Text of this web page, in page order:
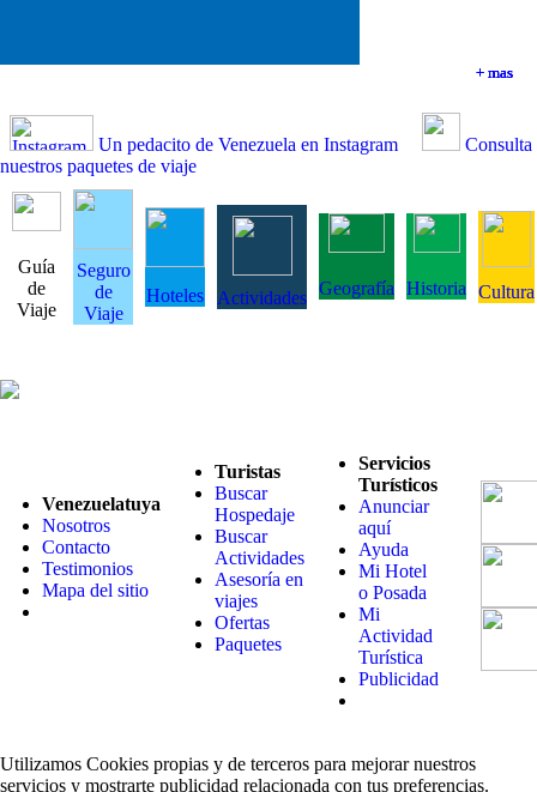
+ mas
+ mas
+ mas
+ mas
Un pedacito de Venezuela en Instagram
Consulta
nuestros paquetes de viaje
Guía
de
Viaje
Seguro
de
Viaje
Hoteles Actividades Geografía Historia Cultura
Venezuelatuya
Nosotros
Contacto
Testimonios
Mapa del sitio
Turistas
Buscar
Hospedaje
Buscar
Actividades
Asesoría en
viajes
Ofertas
Paquetes
Servicios
Turísticos
Anunciar
aquí
Ayuda
Mi Hotel
o Posada
Mi
Actividad
Turística
Publicidad
Utilizamos Cookies propias y de terceros para mejorar nuestros
servicios y mostrarte publicidad relacionada con tus preferencias.